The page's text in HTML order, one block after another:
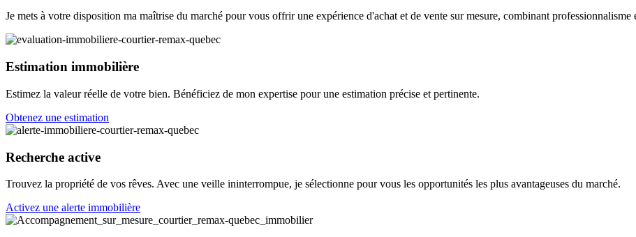
Je mets à votre disposition ma maîtrise du marché pour vous offrir une expérience d'achat et de vente sur mesure, combinant professionnalisme
Estimation immobilière
Estimez la valeur réelle de votre bien. Bénéficiez de mon expertise pour une estimation précise et pertinente.
Obtenez une estimation
Recherche active
Trouvez la propriété de vos rêves. Avec une veille ininterrompue, je sélectionne pour vous les opportunités les plus avantageuses du marché.
Activez une alerte immobilière